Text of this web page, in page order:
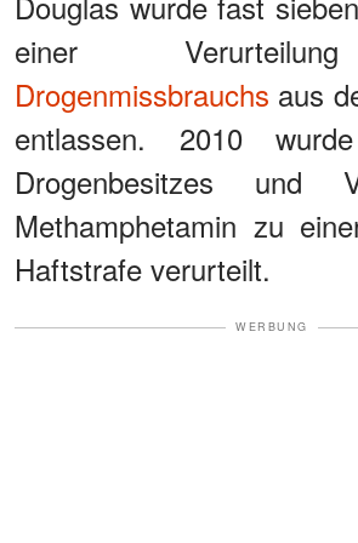
einer
Drogenmissbrauchs aus
entlassen. 2010
Drogenbesitzes und
Methamphetamin zu
Haftstrafe verurteilt.
WERBUNG